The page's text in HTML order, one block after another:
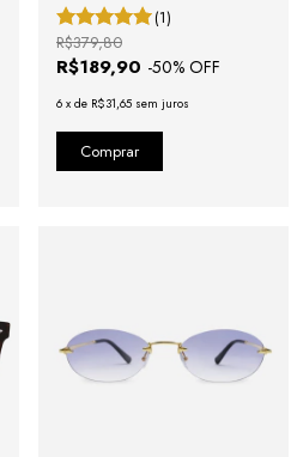
(1)
R$189,90 -50% OFF
R$379,80
6 x de R$31,65 sem juros